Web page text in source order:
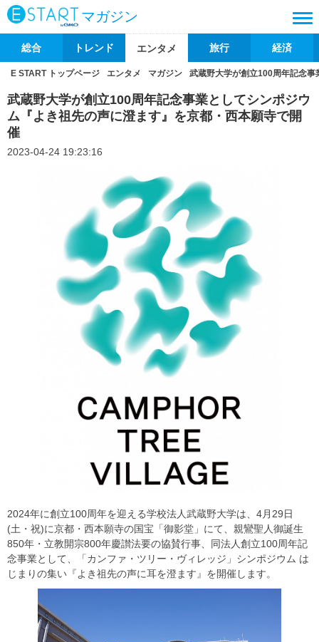
マガジン
総合 トレンド エンタメ 旅行 経済
E START トップページ エンタメ マガジン 武蔵野大学が創立100周年記念
武蔵野大学が創立100周年記念事業としてシンポジウ
ム『よき祖先の声に澄ます』を京都・西本願寺で開
催
2023-04-24 19:23:16
2024年に創立100周年を迎える学校法人武蔵野大学は、4月29日
(土・祝)に京都・西本願寺の国宝「御影堂」にて、親鸞聖人御誕生
850年・立教開宗800年慶讃法要の協賛行事、同法人創立100周年記
念事業として、「カンファ・ツリー・ヴィレッジ」シンポジウム は
じまりの集い『よき祖先の声に耳を澄ます』を開催します。